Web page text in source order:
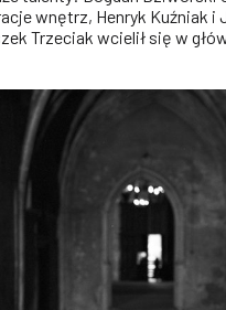
wnętrz, Henryk Kuźniak i
Trzeciak wcielił się w